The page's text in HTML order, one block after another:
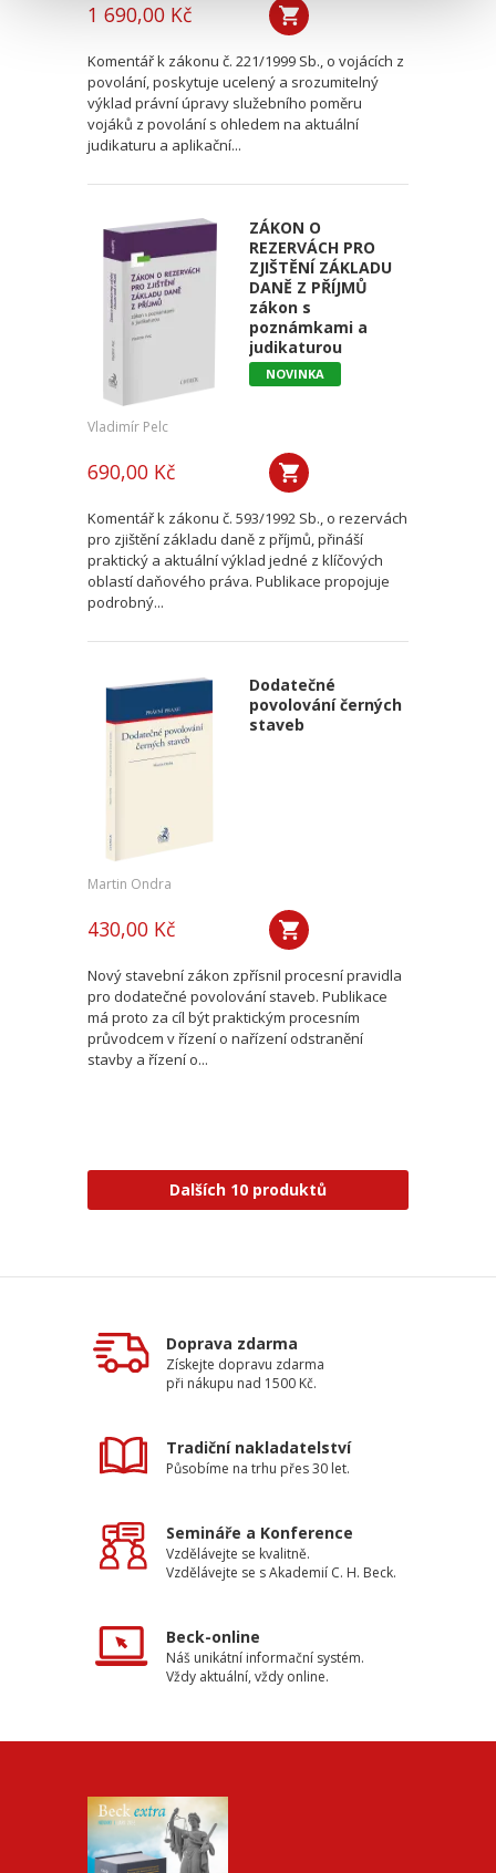
1 690,00 Kč
Komentář k zákonu č. 221/1999 Sb., o vojácích z
povolání, poskytuje ucelený a srozumitelný
výklad právní úpravy služebního poměru
vojáků z povolání s ohledem na aktuální
judikaturu a aplikační...
ZÁKON O
REZERVÁCH PRO
ZJIŠTĚNÍ ZÁKLADU
DANĚ Z PŘÍJMŮ
zákon s
poznámkami a
judikaturou
NOVINKA
Vladimír Pelc
690,00 Kč
Komentář k zákonu č. 593/1992 Sb., o rezervách
pro zjištění základu daně z příjmů, přináší
praktický a aktuální výklad jedné z klíčových
oblastí daňového práva. Publikace propojuje
podrobný...
Dodatečné
povolování černých
staveb
Martin Ondra
430,00 Kč
Nový stavební zákon zpřísnil procesní pravidla
pro dodatečné povolování staveb. Publikace
má proto za cíl být praktickým procesním
průvodcem v řízení o nařízení odstranění
stavby a řízení o...
Dalších 10 produktů
Doprava zdarma
Získejte dopravu zdarma
při nákupu nad 1500 Kč.
Tradiční nakladatelství
Působíme na trhu přes 30 let.
Semináře a Konference
Vzdělávejte se kvalitně.
Vzdělávejte se s Akademií C. H. Beck.
Beck-online
Náš unikátní informační systém.
Vždy aktuální, vždy online.